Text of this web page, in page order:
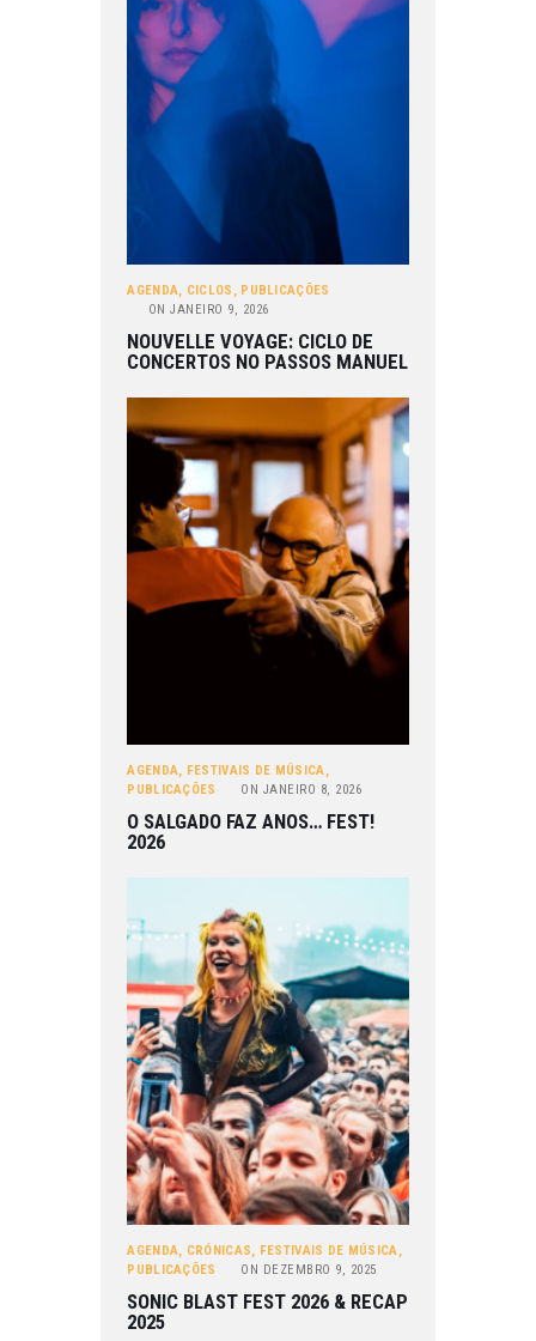
AGENDA, CICLOS , PUBLICAÇÕES
ON JANEIRO 9, 2026
NOUVELLE VOYAGE: CICLO DE
CONCERTOS NO PASSOS MANUEL
AGENDA, FESTIVAIS DE MÚSICA,
PUBLICAÇÕES
ON JANEIRO 8, 2026
O SALGADO FAZ ANOS… FEST!
2026
AGENDA, CRÓNICAS, FESTIVAIS DE MÚSICA,
PUBLICAÇÕES
ON DEZEMBRO 9, 2025
SONIC BLAST FEST 2026 & RECAP
2025